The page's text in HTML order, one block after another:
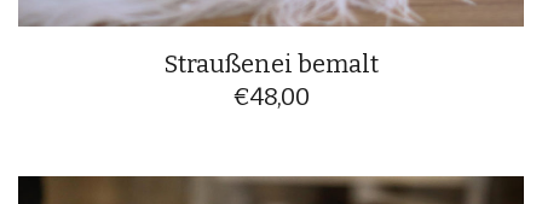
Straußenei bemalt
€48,00